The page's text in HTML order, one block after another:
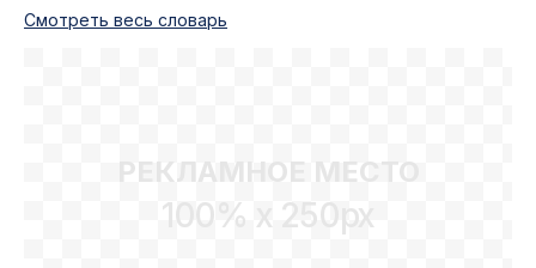
Cмотреть весь словарь
РЕКЛАМНОЕ МЕСТО
100% x 250px